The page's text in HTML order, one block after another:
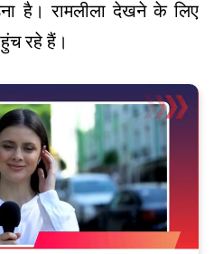
है। रामलीला देखने के लिए
रहे हैं।